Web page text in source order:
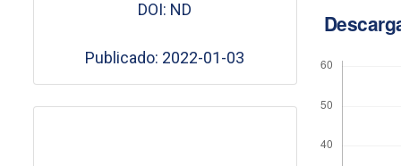
DOI: ND
Publicado: 2022-01-03